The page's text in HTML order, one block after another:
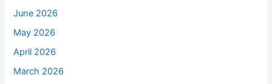
June 2026
May 2026
April 2026
March 2026